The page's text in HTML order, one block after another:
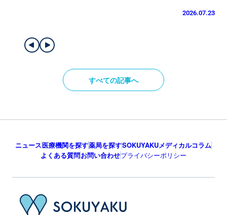
2026.07.23
すべての記事へ
ニュース医療機関を探す薬局を探すSOKUYAKUメディカルコラム
よくある質問お問い合わせプライバシーポリシー